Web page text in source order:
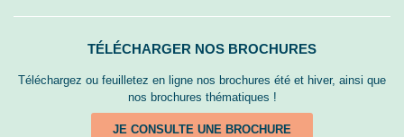
TÉLÉCHARGER NOS BROCHURES
Téléchargez ou feuilletez en ligne nos brochures été et hiver, ainsi que
nos brochures thématiques !
JE CONSULTE UNE BROCHURE